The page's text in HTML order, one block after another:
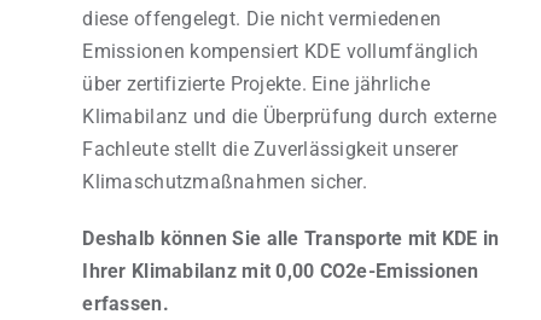
diese offengelegt. Die nicht vermiedenen
Emissionen kompensiert KDE vollumfänglich
über zertifizierte Projekte. Eine jährliche
Klimabilanz und die Überprüfung durch externe
Fachleute stellt die Zuverlässigkeit unserer
Klimaschutzmaßnahmen sicher.
Deshalb können Sie alle Transporte mit KDE in
Ihrer Klimabilanz mit 0,00 CO2e-Emissionen
erfassen.